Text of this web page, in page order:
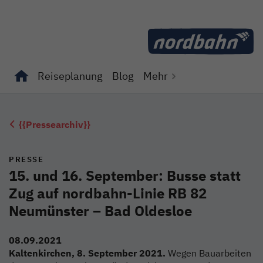
Reiseplanung Blog Mehr
{{Pressearchiv}}
PRESSE
15. und 16. September: Busse statt
Zug auf nordbahn-Linie RB 82
Neumünster – Bad Oldesloe
08.09.2021
Kaltenkirchen, 8. September 2021. Wegen Bauarbeiten